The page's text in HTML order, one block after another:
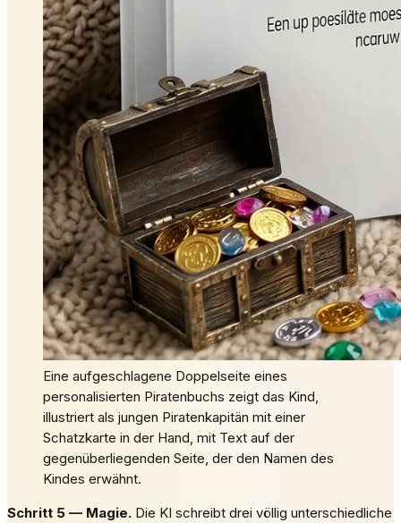
Eine aufgeschlagene Doppelseite eines
personalisierten Piratenbuchs zeigt das Kind,
illustriert als jungen Piratenkapitän mit einer
Schatzkarte in der Hand, mit Text auf der
gegenüberliegenden Seite, der den Namen des
Kindes erwähnt.
Schritt 5 — Magie. Die KI schreibt drei völlig unterschiedliche